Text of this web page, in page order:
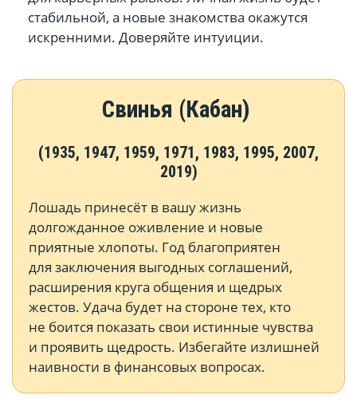
стабильной, а новые знакомства окажутся
искренними. Доверяйте интуиции.
Свинья (Кабан)
(1935, 1947, 1959, 1971, 1983, 1995, 2007,
2019)
Лошадь принесёт в вашу жизнь
долгожданное оживление и новые
приятные хлопоты. Год благоприятен
для заключения выгодных соглашений,
расширения круга общения и щедрых
жестов. Удача будет на стороне тех, кто
не боится показать свои истинные чувства
и проявить щедрость. Избегайте излишней
наивности в финансовых вопросах.